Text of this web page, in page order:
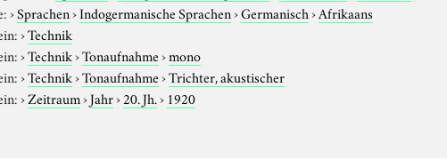
›Sprachen›Indogermanische Sprachen›Germanisch›Afrikaans
›Technik
›Technik›Tonaufnahme›mono
›Technik›Tonaufnahme›Trichter, akustischer
›Zeitraum›Jahr›20. Jh.› 1920